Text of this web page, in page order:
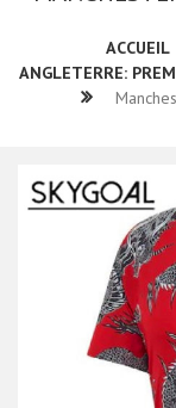
ACCUEIL
ANGLETERRE: